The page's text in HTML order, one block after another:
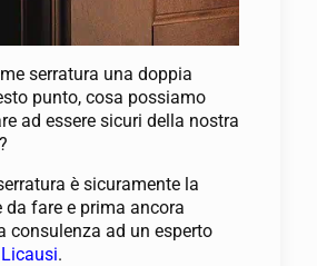
serratura una doppia
punto, cosa possiamo
ad essere sicuri della nostra
è sicuramente la
fare e prima ancora
consulenza ad un esperto
Licausi.